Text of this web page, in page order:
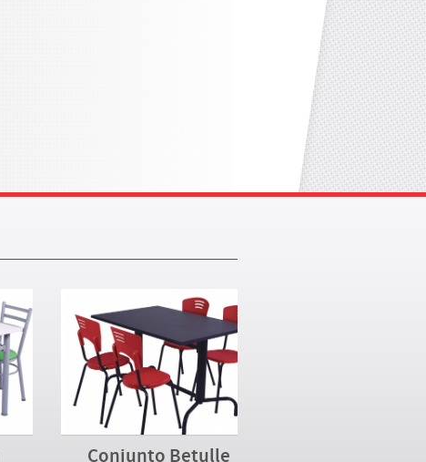
Conjunto Betulle